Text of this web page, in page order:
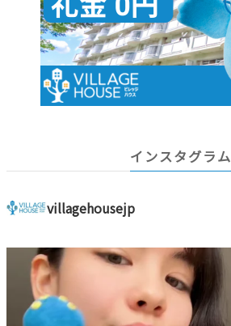
インスタグラム
villagehousejp